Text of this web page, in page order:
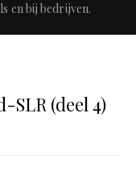
en bij bedrijven.
SLR (deel 4)